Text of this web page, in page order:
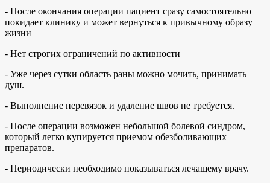
- После окончания операции пациент сразу самостоятельно
покидает клинику и может вернуться к привычному образу
жизни
- Нет строгих ограничений по активности
- Уже через сутки область раны можно мочить, принимать
душ.
- Выполнение перевязок и удаление швов не требуется.
- После операции возможен небольшой болевой синдром,
который легко купируется приемом обезболивающих
препаратов.
- Периодически необходимо показываться лечащему врачу.